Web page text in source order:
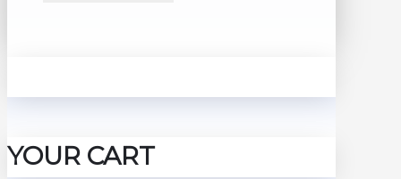
YOUR CART